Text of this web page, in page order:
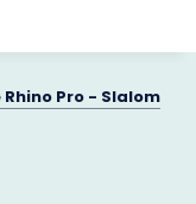
Pro - Slalom